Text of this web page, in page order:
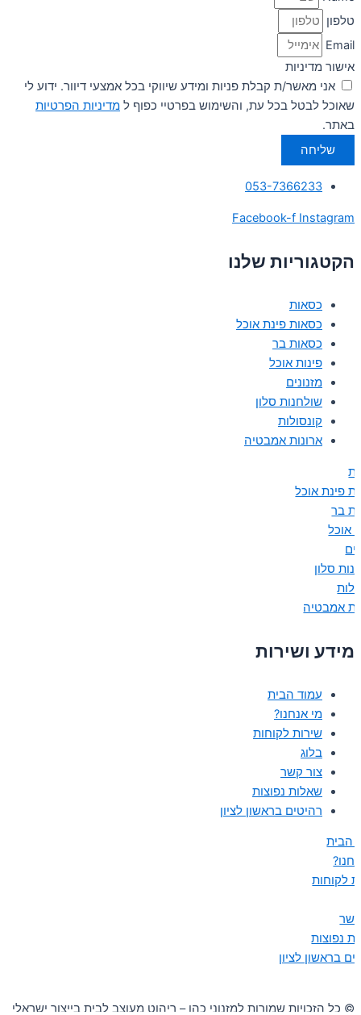
טלפון
Email
אישור מדיניות
אני מאשר/ת קבלת פניות ומידע שיווקי בכל אמצעי דיוור. ידוע לי
שאוכל לבטל בכל עת, והשימוש בפרטיי כפוף ל מדיניות הפרטיות
באתר.
שליחה
053-7366233
Facebook-f Instagram
הקטגוריות שלנו
כסאות
כסאות פינת אוכל
כסאות בר
פינות אוכל
מזנונים
שולחנות סלון
קונסולות
ארונות אמבטיה
פינת אוכל
בר
אוכל
סלון
אמבטיה
מידע ושירות
עמוד הבית
מי אנחנו?
שירות לקוחות
בלוג
צור קשר
שאלות נפוצות
רהיטים בראשון לציון
הבית
לקוחות
נפוצות
בראשון לציון
© כל הזכויות שמורות למזנוני כהן – ריהוט מעוצב לבית בייצור ישראלי